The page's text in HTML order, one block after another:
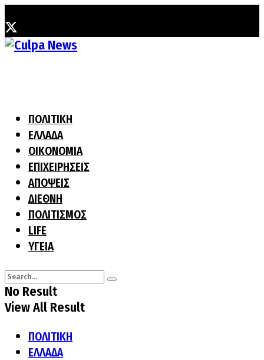
ΠΟΛΙΤΙΚΗ
ΕΛΛΑΔΑ
ΟΙΚΟΝΟΜΙΑ
ΕΠΙΧΕΙΡΗΣΕΙΣ
ΑΠΟΨΕΙΣ
ΔΙΕΘΝΗ
ΠΟΛΙΤΙΣΜΟΣ
LIFE
ΥΓΕΙΑ
No Result
View All Result
ΠΟΛΙΤΙΚΗ
ΕΛΛΑΔΑ